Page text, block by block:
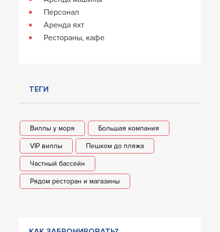
Персонал
Аренда яхт
Рестораны, кафе
ТЕГИ
Виллы у моря Большая компания
VIP виллы Пешком до пляжа
Частный бассейн
Рядом ресторан и магазины